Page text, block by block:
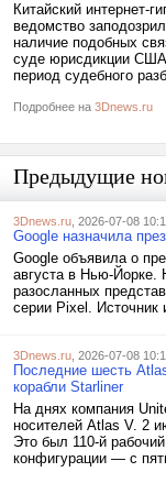
Китайский интернет-
ведомство
наличие подобных
суде юрисдикции
период судебного
Подробнее на 3Dnews.ru
Предыдущие
3Dnews.ru , 2026-07-08
Google назначила
Google объявила о
августа в Нью-Йорке.
разосланных
серии Pixel. Источник
3Dnews.ru , 2026-07-08
Последние шесть
корабли Starliner
На днях компания
носителей Atlas V. 2
Это был 110-й
конфигурации — с